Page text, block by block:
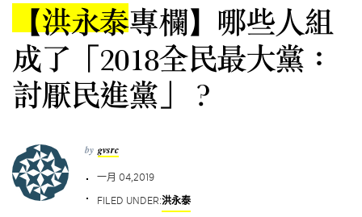
【洪永泰專欄】哪些人組
成了「2018全民最大黨：
討厭民進黨」？
by gvsrc
一月 04,2019
FILED UNDER:洪永泰